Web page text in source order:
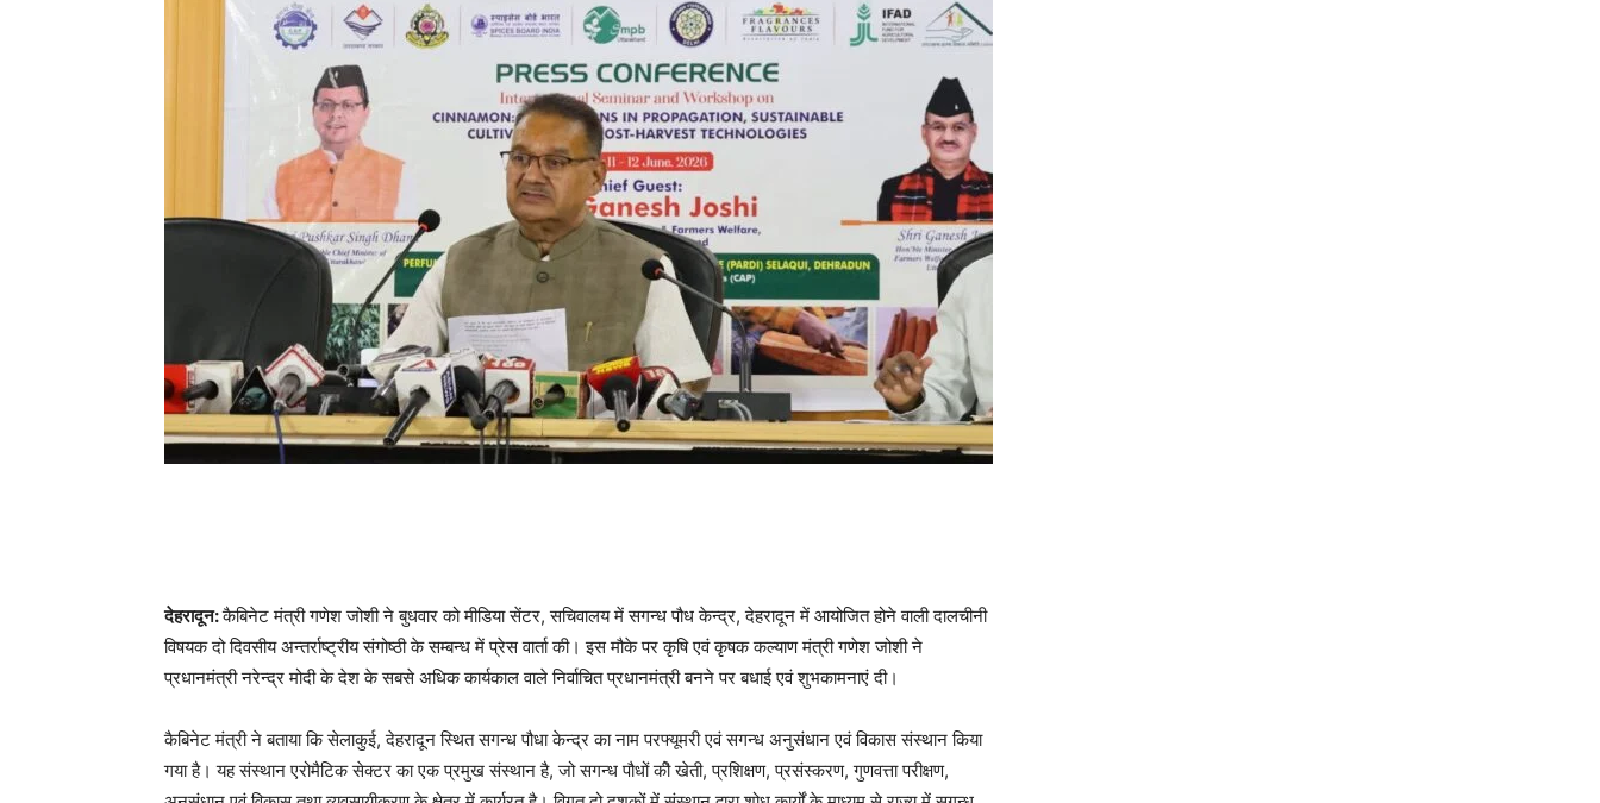
देहरादून:कैबिनेट मंत्री गणेश जोशी ने बुधवार को मीडिया सेंटर, सचिवालय में सगन्ध पौध केन्द्र, देहरादून में आयोजित होने वाली दालचीनी
विषयक दो दिवसीय अन्तर्राष्ट्रीय संगोष्ठी के सम्बन्ध में प्रेस वार्ता की। इस मौके पर कृषि एवं कृषक कल्याण मंत्री गणेश जोशी ने
प्रधानमंत्री नरेन्द्र मोदी के देश के सबसे अधिक कार्यकाल वाले निर्वाचित प्रधानमंत्री बनने पर बधाई एवं शुभकामनाएं दी।
कैबिनेट मंत्री ने बताया कि सेलाकुई, देहरादून स्थित सगन्ध पौधा केन्द्र का नाम परफ्यूमरी एवं सगन्ध अनुसंधान एवं विकास संस्थान किया
गया है। यह संस्थान एरोमैटिक सेक्टर का एक प्रमुख संस्थान है, जो सगन्ध पौधों कीे खेती, प्रशिक्षण, प्रसंस्करण, गुणवत्ता परीक्षण,